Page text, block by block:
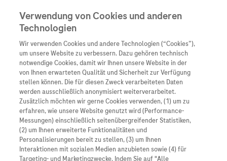
Unternehmen
Übersicht
Wer wir sind
Was uns antreibt
Unsere Standorte
Innovation
Übersicht
Forschung
Personalisierte
Übersicht
Unser Service für
Arzneimittel
Übersicht
Arzneimittel A-Z
Diagnostik
Kontakt
Verwendung von Cookies und anderen
Technologien
Wir verwenden Cookies und andere Technologien (“Cookies”),
um unsere Website zu verbessern. Dazu gehören technisch
notwendige Cookies, damit wir Ihnen unsere Website in der
von Ihnen erwarteten Qualität und Sicherheit zur Verfügung
stellen können. Die für diesen Zweck verarbeiteten Daten
werden ausschließlich anonymisiert weiterverarbeitet.
Zusätzlich möchten wir gerne Cookies verwenden, (1) um zu
erfahren, wie unsere Website genutzt wird (Performance-
Messungen) einschließlich seitenübergreifender Statistiken,
(2) um Ihnen erweiterte Funktionalitäten und
Personalisierungen bereit zu stellen, (3) um Ihnen
Interaktionen mit sozialen Medien anzubieten sowie (4) für
Targeting- und Marketingzwecke. Indem Sie auf "Alle